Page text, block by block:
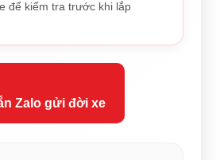
để kiểm tra trước khi lắp
Zalo gửi đời xe